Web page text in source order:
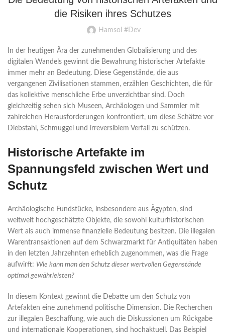
die Risiken ihres Schutzes
Hamsol #Dev
In der heutigen Ära der zunehmenden Globalisierung und des
digitalen Wandels gewinnt die Bewahrung historischer Artefakte
immer mehr an Bedeutung. Diese Gegenstände, die aus
vergangenen Zivilisationen stammen, erzählen Geschichten, die für
das kollektive menschliche Erbe unverzichtbar sind. Doch
gleichzeitig sehen sich Museen, Archäologen und Sammler mit
zahlreichen Herausforderungen konfrontiert, um diese Schätze vor
Diebstahl, Schmuggel und irreversiblem Verfall zu schützen.
Historische Artefakte im
Spannungsfeld zwischen Wert und
Schutz
Archäologische Fundstücke, insbesondere aus Ägypten, sind
weltweit hochgeschätzte Objekte, die sowohl kulturhistorischen
Wert als auch immense finanzielle Bedeutung besitzen. Die illegalen
Warentransaktionen auf dem Schwarzmarkt für Antiquitäten haben
in den letzten Jahrzehnten erheblich zugenommen, was die Frage
aufwirft: Wie kann man den Schutz dieser wertvollen Gegenstände
optimal gewährleisten?
In diesem Kontext gewinnt die Debatte um den Schutz von
Artefakten eine zunehmend politische Dimension. Die Recherchen
zur illegalen Beschaffung, wie auch die Diskussionen um Rückgabe
und internationale Kooperationen, sind hochaktuell. Das Beispiel